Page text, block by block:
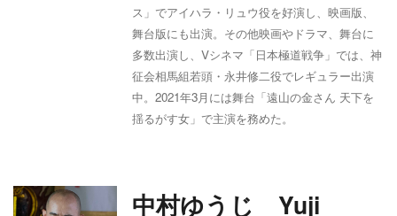
ス」でアイハラ・リュウ役を好演し、映画版、
舞台版にも出演。その他映画やドラマ、舞台に
多数出演し、Vシネマ「日本極道戦争」では、神
征会相馬組若頭・永井修二役でレギュラー出演
中。2021年3月には舞台「遠山の金さん 天下を
揺るがす女」で主演を務めた。
中村ゆうじ Yuji